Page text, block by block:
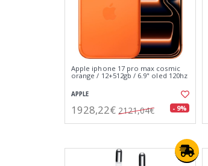
Apple iphone 17 pro max cosmic
orange / 12+512gb / 6.9" oled 120hz
APPLE
1928,22€ 2121,04€ - 9%